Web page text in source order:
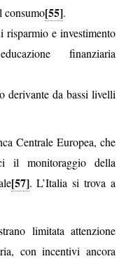
consumo[55].
e investimento
finanziaria
derivante da bassi livelli
Centrale Europea, che
il monitoraggio della
[57]. L’Italia si trova a
limitata attenzione
con incentivi ancora